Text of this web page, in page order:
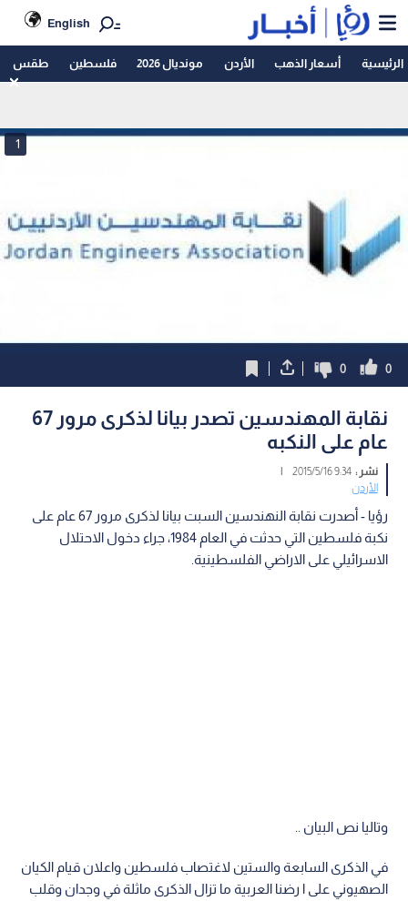
English
الرئيسية أسعار الذهب الأردن مونديال 2026 فلسطين طقس
1
0
0
نقابة المهندسين تصدر بيانا لذكرى مرور 67
عام على النكبه
نشر :9:34 2015/5/16
|
الأردن
رؤيا - أصدرت نقابة النهندسين السبت بيانا لذكرى مرور 67 عام على
نكبة فلسطين التي حدثت في العام 1984، جراء دخول الاحتلال
الاسرائيلي على الاراضي الفلسطينية.
وتاليا نص البيان ..
في الذكرى السابعة والستين لاغتصاب فلسطين واعلان قيام الكيان
الصهيوني على ا رضنا العربية ما تزال الذكرى ماثلة في وجدان وقلب